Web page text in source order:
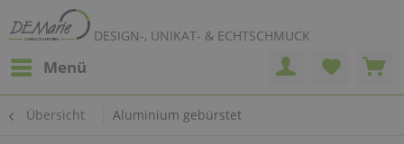
DESIGN-, UNIKAT- & ECHTSCHMUCK
Menü
Übersicht Aluminium gebürstet